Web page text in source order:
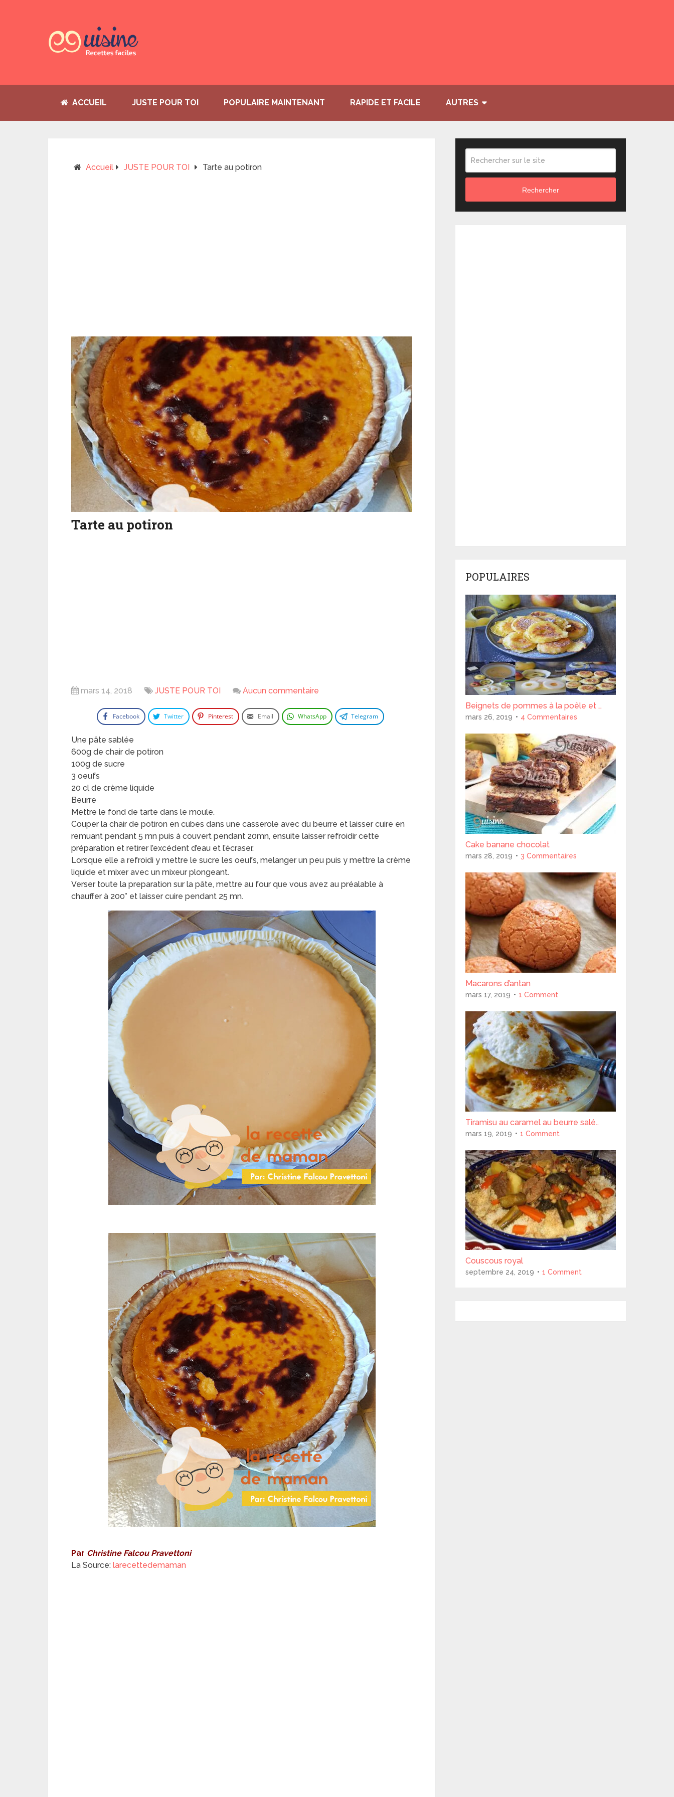
ACCUEIL JUSTE POUR TOI POPULAIRE MAINTENANT RAPIDE ET FACILE AUTRES
Accueil JUSTE POUR TOI Tarte au potiron
Tarte au potiron
mars 14, 2018 JUSTE POUR TOI Aucun commentaire
Facebook Twitter Pinterest Email WhatsApp Telegram
Une pâte sablée
600g de chair de potiron
100g de sucre
3 oeufs
20 cl de crème liquide
Beurre
Mettre le fond de tarte dans le moule.
Couper la chair de potiron en cubes dans une casserole avec du beurre et laisser cuire en
remuant pendant 5 mn puis à couvert pendant 20mn, ensuite laisser refroidir cette
préparation et retirer l’excédent d’eau et l’écraser.
Lorsque elle a refroidi y mettre le sucre les oeufs, melanger un peu puis y mettre la crème
liquide et mixer avec un mixeur plongeant.
Verser toute la preparation sur la pâte, mettre au four que vous avez au préalable à
chauffer à 200° et laisser cuire pendant 25 mn.
Par Christine Falcou Pravettoni
La Source: larecettedemaman
Rechercher
POPULAIRES
Beignets de pommes à la poêle et …
mars 26, 2019 4 Commentaires
Cake banane chocolat
mars 28, 2019 3 Commentaires
Macarons d’antan
mars 17, 2019 1 Comment
Tiramisu au caramel au beurre salé..
mars 19, 2019 1 Comment
Couscous royal
septembre 24, 2019 1 Comment